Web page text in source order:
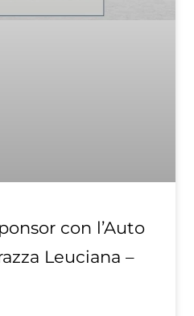
con l’Auto
Leuciana –